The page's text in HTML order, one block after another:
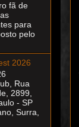
fã de
para
pelo
2026
Rua
2899,
- SP
Surra,